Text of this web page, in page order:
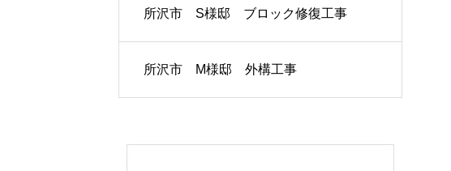
所沢市 S様邸 ブロック修復工事
所沢市 M様邸 外構工事